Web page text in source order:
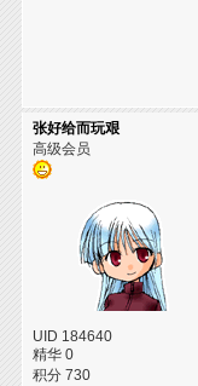
张好给而玩艰
高级会员
UID 184640
精华 0
积分 730